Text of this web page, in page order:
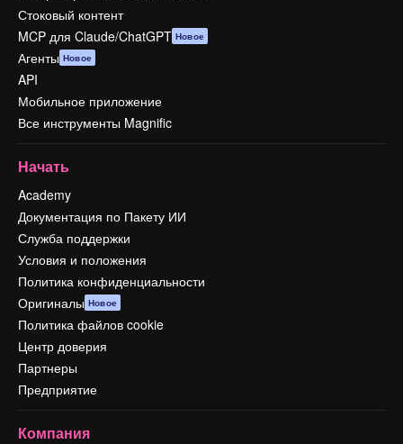
Стоковый контент
MCP для Claude/ChatGPT Новое
Агенты Новое
API
Мобильное приложение
Все инструменты Magnific
Начать
Academy
Документация по Пакету ИИ
Служба поддержки
Условия и положения
Политика конфиденциальности
Оригиналы Новое
Политика файлов cookie
Центр доверия
Партнеры
Предприятие
Компания